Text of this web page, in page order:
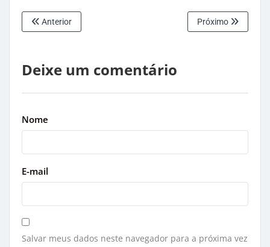
Anterior Próximo
Deixe um comentário
Nome
E-mail
Salvar meus dados neste navegador para a próxima vez